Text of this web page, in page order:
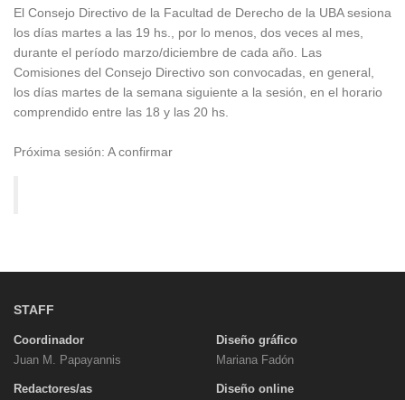
El Consejo Directivo de la Facultad de Derecho de la UBA sesiona
los días martes a las 19 hs., por lo menos, dos veces al mes,
durante el período marzo/diciembre de cada año. Las
Comisiones del Consejo Directivo son convocadas, en general,
los días martes de la semana siguiente a la sesión, en el horario
comprendido entre las 18 y las 20 hs.
Próxima sesión: A confirmar
STAFF
Coordinador
Juan M. Papayannis
Redactores/as
Diseño gráfico
Mariana Fadón
Diseño online